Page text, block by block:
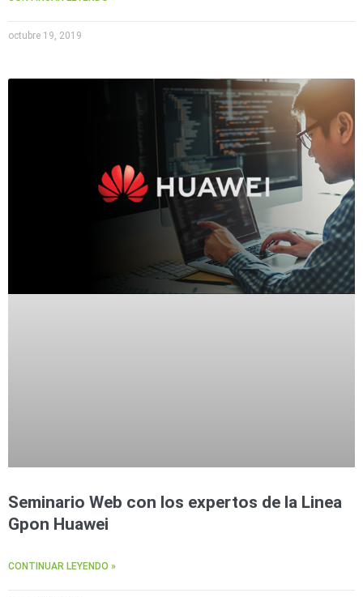
octubre 19, 2019
Seminario Web con los expertos de la Linea
Gpon Huawei
CONTINUAR LEYENDO »